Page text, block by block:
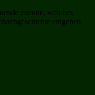
zuende, welches
eingehen